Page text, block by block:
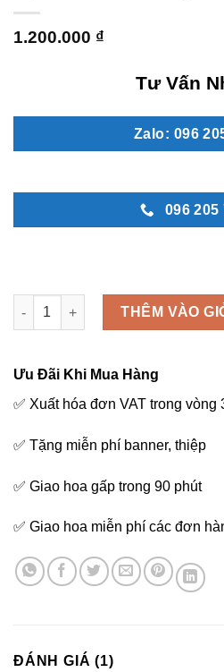
1.200.000 ₫
Tư Vấn
Zalo: 096
096 205
Kệ hoa khai trương - K34 số
THÊM VÀO
Ưu Đãi Khi Mua Hàng
✅ Xuất hóa đơn VAT trong vòng
✅ Tặng miễn phí banner, thiệp
✅ Giao hoa gấp trong 90 phút
✅ Giao hoa miễn phí các đơn
ĐÁNH GIÁ (1)